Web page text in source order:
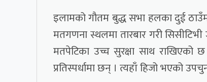
इलामको गौतम बुद्ध सभा हलका दुई
मतगणना स्थलमा तारबार गरी
मतपेटिका उच्च सुरक्षा साथ राखिएको
प्रतिस्पर्धामा छन् । त्यहाँ हिजो भएको